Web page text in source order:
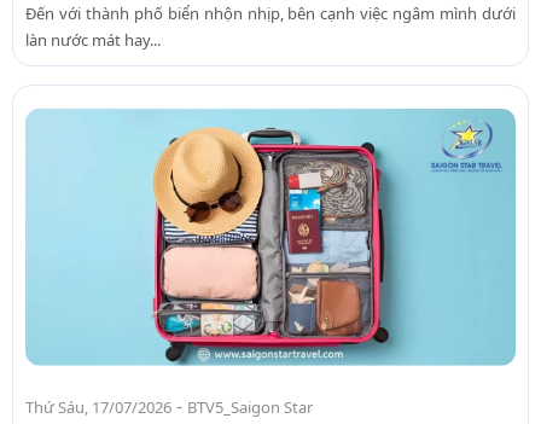
Đến với thành phố biển nhộn nhịp, bên cạnh việc ngâm mình dưới
làn nước mát hay...
Thứ Sáu, 17/07/2026 - BTV5_Saigon Star